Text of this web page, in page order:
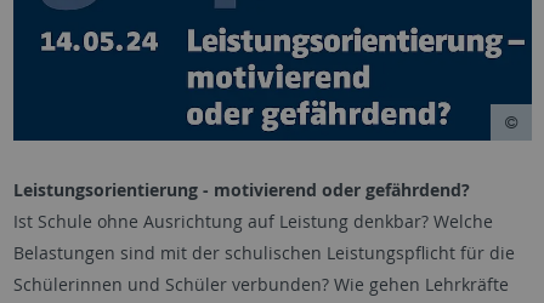
Leistungsorientierung - motivierend oder gefährdend?
Ist Schule ohne Ausrichtung auf Leistung denkbar? Welche
Belastungen sind mit der schulischen Leistungspflicht für die
Schülerinnen und Schüler verbunden? Wie gehen Lehrkräfte